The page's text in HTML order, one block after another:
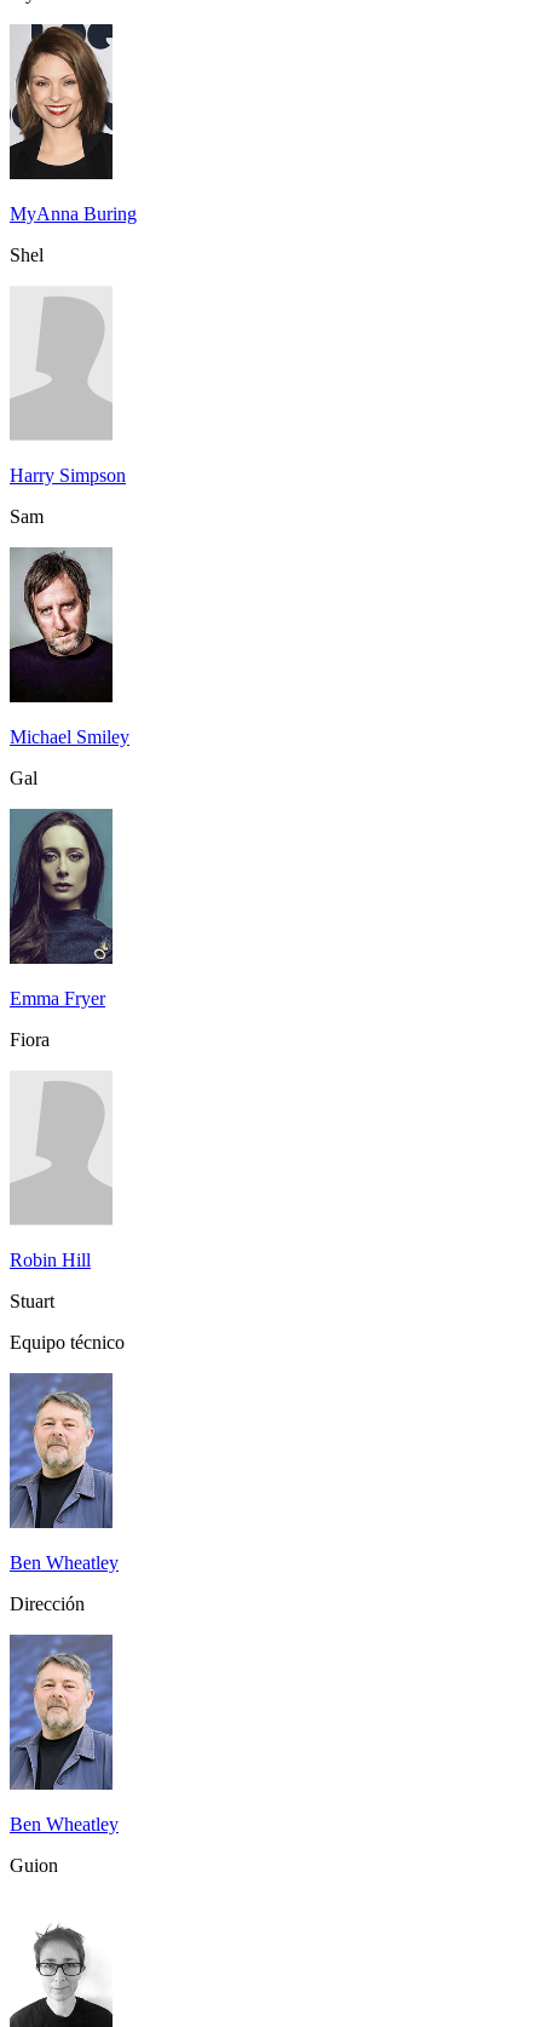
MyAnna Buring
Shel
Harry Simpson
Sam
Michael Smiley
Gal
Emma Fryer
Fiora
Robin Hill
Stuart
Equipo técnico
Ben Wheatley
Dirección
Ben Wheatley
Guion